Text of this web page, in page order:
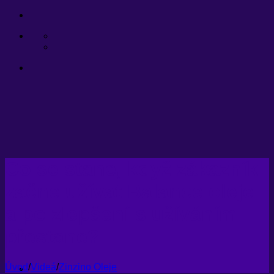
Přeskočit
obsah
Úvod/Videá/Zinzino Oleje